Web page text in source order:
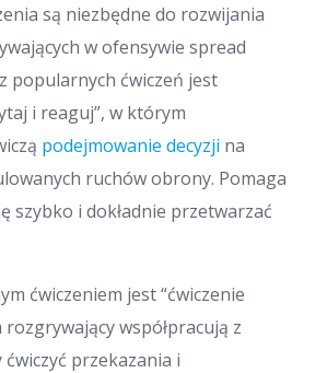
są niezbędne do rozwijania
w ofensywie spread
popularnych ćwiczeń jest
i reaguj”, w którym
podejmowanie decyzji na
ruchów obrony. Pomaga
szybko i dokładnie przetwarzać
ćwiczeniem jest “ćwiczenie
współpracują z
ćwiczyć przekazania i